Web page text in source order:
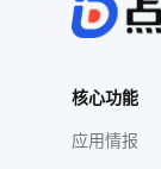
核心功能
应用情报